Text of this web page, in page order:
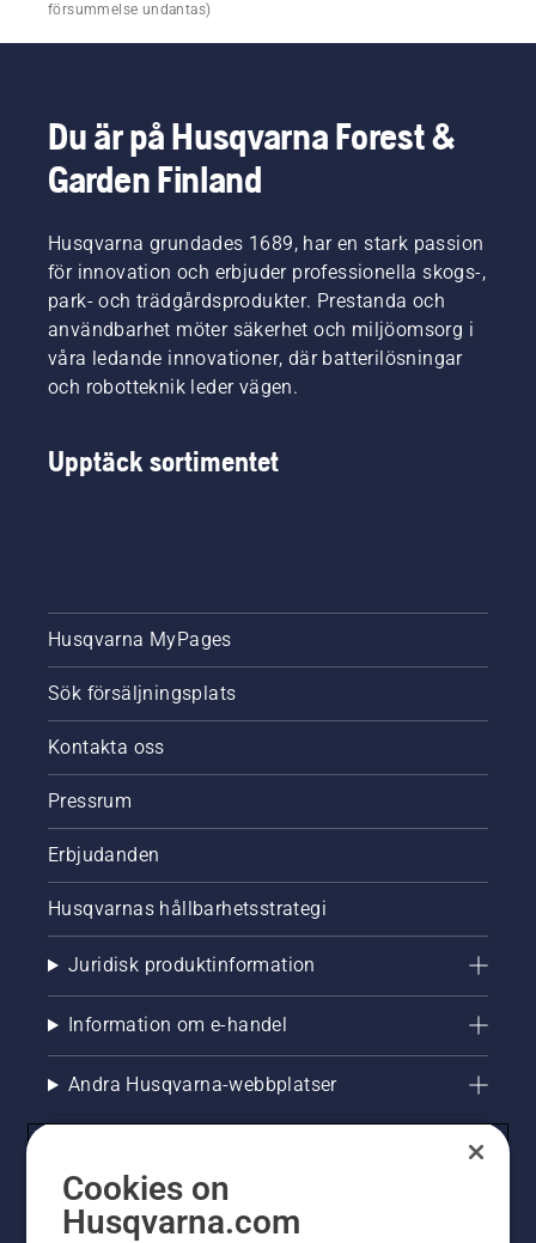
försummelse undantas)
Du är på Husqvarna Forest &
Garden Finland
Husqvarna grundades 1689, har en stark passion
för innovation och erbjuder professionella skogs-,
park- och trädgårdsprodukter. Prestanda och
användbarhet möter säkerhet och miljöomsorg i
våra ledande innovationer, där batterilösningar
och robotteknik leder vägen.
Upptäck sortimentet
Husqvarna MyPages
Sök försäljningsplats
Kontakta oss
Pressrum
Erbjudanden
Husqvarnas hållbarhetsstrategi
Juridisk produktinformation
Information om e-handel
Andra Husqvarna-webbplatser
Cookies on
Husqvarna.com